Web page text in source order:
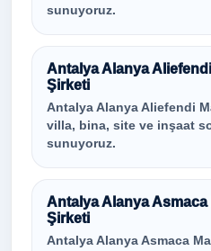
sunuyoruz.
Antalya Alanya
Şirketi
Antalya Alanya Aliefendi
villa, bina, site ve inşaat
sunuyoruz.
Antalya Alanya
Şirketi
Antalya Alanya Asmaca